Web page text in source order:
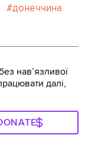
донеччина
навʼязливої
далі,